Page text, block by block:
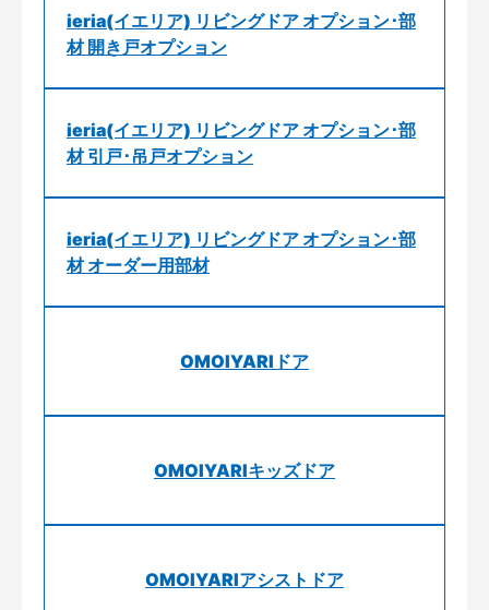
ieria(イエリア) リビングドア オプション･部
材 開き戸オプション
ieria(イエリア) リビングドア オプション･部
材 引戸･吊戸オプション
ieria(イエリア) リビングドア オプション･部
材 オーダー用部材
OMOIYARIドア
OMOIYARIキッズドア
OMOIYARIアシストドア